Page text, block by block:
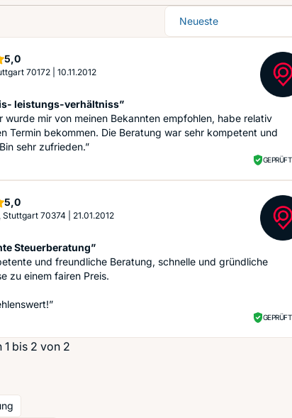
Sortierung
5,0Sterne
70172 10.11.2012
leistungs-verhältniss”
wurde mir von meinen Bekannten empfohlen, habe relativ
Termin bekommen. Die Beratung war sehr kompetent und
sehr zufrieden.”
GEPRÜFT
5,0Sterne
Stuttgart 70374 21.01.2012
Steuerberatung”
und freundliche Beratung, schnelle und gründliche
zu einem fairen Preis.
GEPRÜFT
1 bis 2 von 2